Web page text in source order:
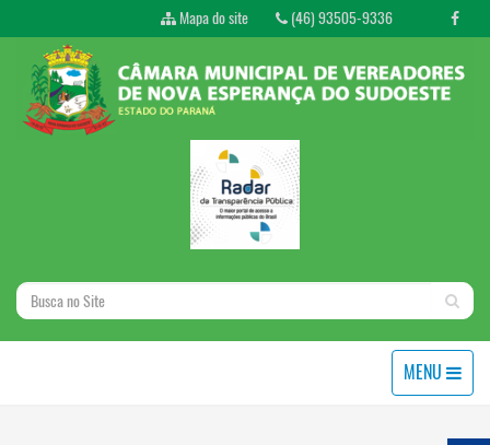
Mapa do site (46) 93505-9336
MENU